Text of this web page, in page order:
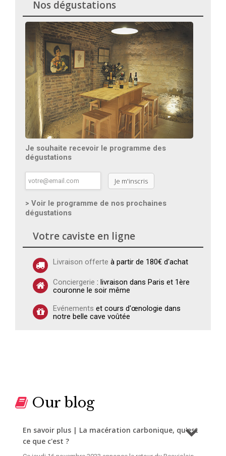
Nos dégustations
Je souhaite recevoir le programme des
dégustations
> Voir le programme de nos prochaines
dégustations
Votre caviste en ligne
Livraison offerte à partir de 180€ d'achat
Conciergerie : livraison dans Paris et 1ère
couronne le soir même
Evénements et cours d'œnologie dans
notre belle cave voûtée
Our blog
En savoir plus | La macération carbonique, qu'est
ce que c'est ?